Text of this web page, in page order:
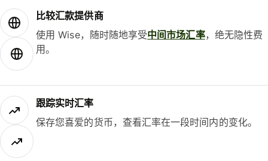
比较汇款提供商
使用 Wise，随时随地享受中间市场汇率，绝无隐性费
用。
跟踪实时汇率
保存您喜爱的货币，查看汇率在一段时间内的变化。